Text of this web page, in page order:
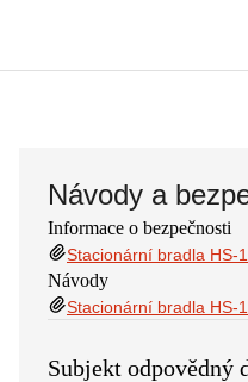
Návody a
Informace o bezpečnosti
Stacionární bradla HS-
Návody
Stacionární bradla HS-
Subjekt odpovědný